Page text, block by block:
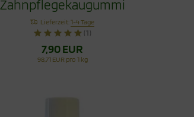
Zahnpflegekaugummi
Vorteilspack 80g
Lieferzeit:1-4 Tage
(1)
7,90 EUR
98,71 EUR pro 1 kg